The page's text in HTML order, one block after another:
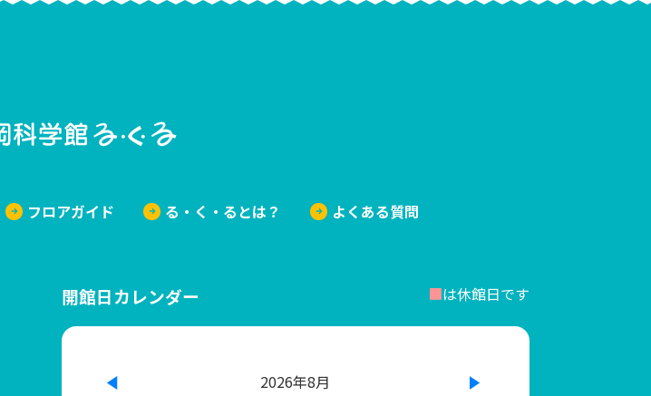
フロアガイド る・く・るとは？ よくある質問
開館日カレンダー ■は休館日です
2026年8月